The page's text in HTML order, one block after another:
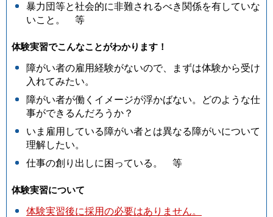
暴力団等と社会的に非難されるべき関係を有していな
いこと。 等
体験実習でこんなことがわかります！
障がい者の雇用経験がないので、まずは体験から受け
入れてみたい。
障がい者が働くイメージが浮かばない。どのような仕
事ができるんだろうか？
いま雇用している障がい者とは異なる障がいについて
理解したい。
仕事の創り出しに困っている。 等
体験実習について
体験実習後に採用の必要はありません。